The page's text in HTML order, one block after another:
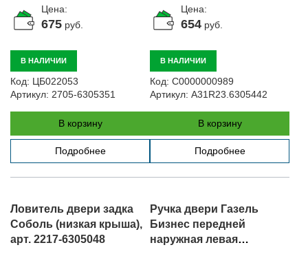
Цена:
675 руб.
В НАЛИЧИИ
Код: ЦБ022053
Артикул: 2705-6305351
В корзину
Подробнее
Цена:
654 руб.
В НАЛИЧИИ
Код: С0000000989
Артикул: A31R23.6305442
В корзину
Подробнее
Ловитель двери задка
Соболь (низкая крыша),
арт. 2217-6305048
Ручка двери Газель
Бизнес передней
наружная левая